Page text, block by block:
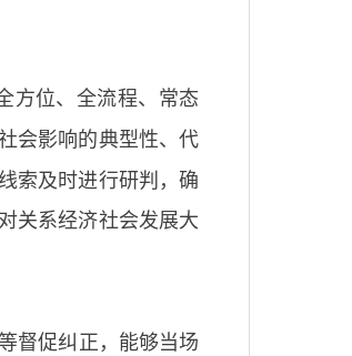
方位、全流程、常态
会影响的典型性、代
索及时进行研判，确
关系经济社会发展大
督促纠正，能够当场